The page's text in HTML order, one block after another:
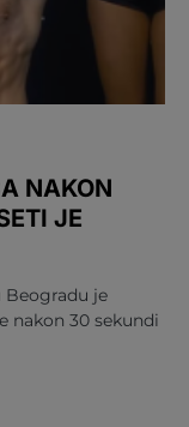
NAKON
JE
Beogradu je
nakon 30 sekundi